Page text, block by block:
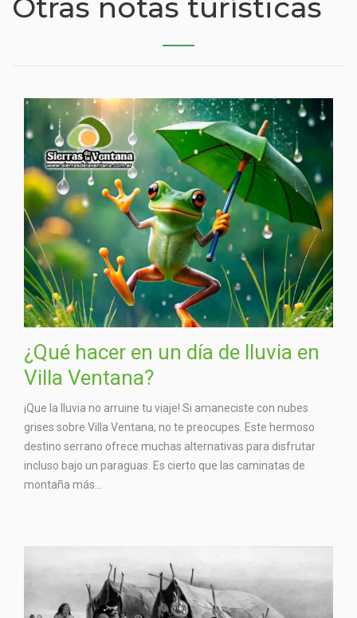
¿Qué hacer en un día de lluvia en
Villa Ventana?
¡Que la lluvia no arruine tu viaje! Si amaneciste con nubes
grises sobre Villa Ventana, no te preocupes. Este hermoso
destino serrano ofrece muchas alternativas para disfrutar
incluso bajo un paraguas. Es cierto que las caminatas de
montaña más...